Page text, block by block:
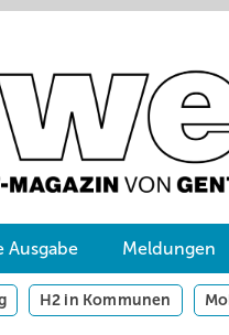
Ausgabe Meldungen
H2 in Kommunen